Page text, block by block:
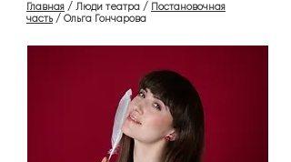
Главная / Люди театра / Постановочная
часть/ Ольга Гончарова